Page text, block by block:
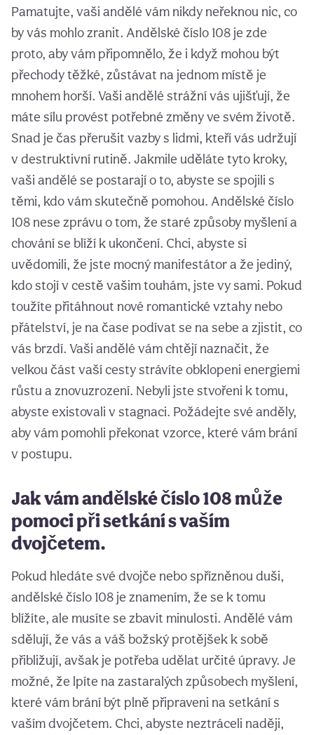
Pamatujte, vaši andělé vám nikdy neřeknou nic, co
by vás mohlo zranit. Andělské číslo 108 je zde
proto, aby vám připomnělo, že i když mohou být
přechody těžké, zůstávat na jednom místě je
mnohem horší. Vaši andělé strážní vás ujišťují, že
máte sílu provést potřebné změny ve svém životě.
Snad je čas přerušit vazby s lidmi, kteří vás udržují
v destruktivní rutině. Jakmile uděláte tyto kroky,
vaši andělé se postarají o to, abyste se spojili s
těmi, kdo vám skutečně pomohou. Andělské číslo
108 nese zprávu o tom, že staré způsoby myšlení a
chování se blíží k ukončení. Chci, abyste si
uvědomili, že jste mocný manifestátor a že jediný,
kdo stojí v cestě vašim touhám, jste vy sami. Pokud
toužíte přitáhnout nové romantické vztahy nebo
přátelství, je na čase podívat se na sebe a zjistit, co
vás brzdí. Vaši andělé vám chtějí naznačit, že
velkou část vaší cesty strávíte obklopeni energiemi
růstu a znovuzrození. Nebyli jste stvořeni k tomu,
abyste existovali v stagnaci. Požádejte své anděly,
aby vám pomohli překonat vzorce, které vám brání
v postupu.
Jak vám andělské číslo 108 může
pomoci při setkání s vaším
dvojčetem.
Pokud hledáte své dvojče nebo spřízněnou duši,
andělské číslo 108 je znamením, že se k tomu
blížíte, ale musíte se zbavit minulosti. Andělé vám
sdělují, že vás a váš božský protějšek k sobě
přibližují, avšak je potřeba udělat určité úpravy. Je
možné, že lpíte na zastaralých způsobech myšlení,
které vám brání být plně připraveni na setkání s
vaším dvojčetem. Chci, abyste neztráceli naději,